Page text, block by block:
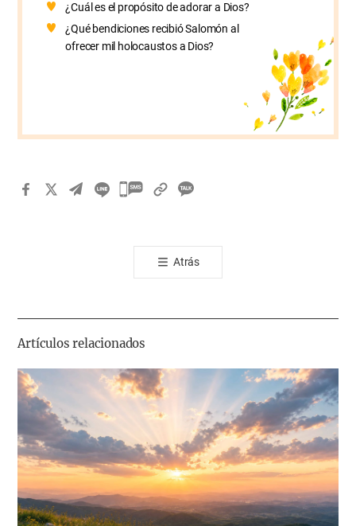
¿Cuál es el propósito de adorar a Dios?
¿Qué bendiciones recibió Salomón al
ofrecer mil holocaustos a Dios?
카
톡
공
기
Atrás
Artículos relacionados